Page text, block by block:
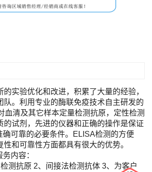
的实验优化和改进，积累了大量的经验，
队。利用专业的酶联免疫技术自主研发的
血清及其它样本定量检测抗原，定性检测
的试剂，先进的仪器和正确的操作是保证
确可靠的必要条件。ELISA检测的方便
和可靠性方面都具有很大的优势。
内容：
测抗原 2、间接法检测抗体 3、为客户